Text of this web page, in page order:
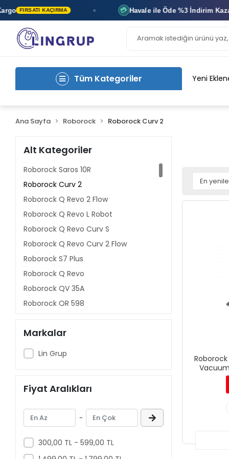
FIRSATI KAÇIRMA Havale ile Öde%3 İndirimKazan
Tüm Kategoriler Yeni
Ana Sayfa Roborock Roborock Curv 2
Alt Kategoriler
Roborock Saros 10R
Roborock Curv 2
Roborock Q Revo 2 Flow
Roborock Q Revo L Robot
Roborock Q Revo Curv S
Roborock Q Revo Curv 2 Flow
Roborock S7 Plus
Roborock Q Revo
Roborock QV 35A
Roborock QR 598
Roborock Saros Z70
Roborock Saros Rover
Roborock Saros 10R
Roborock Saros 10
Roborock Q10P+
Roborock Q10V+
Roborock Q10P
Markalar
Lin Grup
Fiyat Aralıkları
-
300,00 TL - 599,00 TL